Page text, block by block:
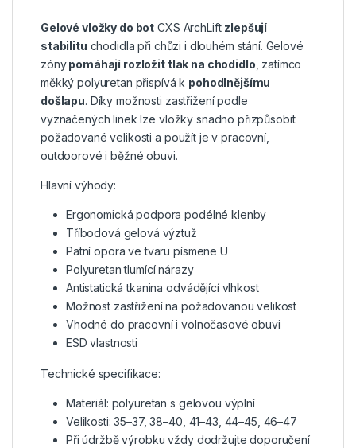
Gelové vložky do bot CXS ArchLift zlepšují
stabilitu chodidla při chůzi i dlouhém stání. Gelové
zónypomáhají rozložit tlak na chodidlo , zatímco
měkký polyuretan přispívá k pohodlnějšímu
došlapu. Díky možnosti zastřižení podle
vyznačených linek lze vložky snadno přizpůsobit
požadované velikosti a použít je v pracovní,
outdoorové i běžné obuvi.
Hlavní výhody:
Ergonomická podpora podélné klenby
Tříbodová gelová výztuž
Patní opora ve tvaru písmene U
Polyuretan tlumící nárazy
Antistatická tkanina odvádějící vlhkost
Možnost zastřižení na požadovanou velikost
Vhodné do pracovní i volnočasové obuvi
ESD vlastnosti
Technické specifikace:
Materiál: polyuretan s gelovou výplní
Velikosti: 35–37, 38–40, 41–43, 44–45, 46–47
Při údržbě výrobku vždy dodržujte doporučení